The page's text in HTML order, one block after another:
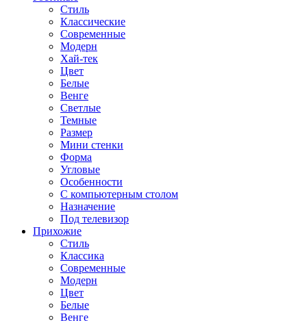
Стиль
Классические
Современные
Модерн
Хай-тек
Цвет
Белые
Венге
Светлые
Темные
Размер
Мини стенки
Форма
Угловые
Особенности
С компьютерным столом
Назначение
Под телевизор
Прихожие
Стиль
Классика
Современные
Модерн
Цвет
Белые
Венге